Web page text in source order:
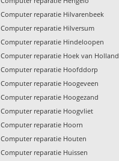
Computer reparatie Hilvarenbeek
Computer reparatie Hilversum
Computer reparatie Hindeloopen
Computer reparatie Hoek van Holland
Computer reparatie Hoofddorp
Computer reparatie Hoogeveen
Computer reparatie Hoogezand
Computer reparatie Hoogvliet
Computer reparatie Hoorn
Computer reparatie Houten
Computer reparatie Huissen